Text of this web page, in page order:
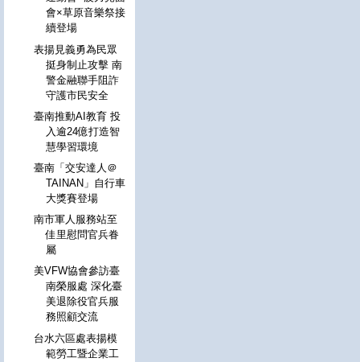
會×草原音樂祭接
續登場
表揚見義勇為民眾
挺身制止攻擊 南
警金融聯手阻詐
守護市民安全
臺南推動AI教育 投
入逾24億打造智
慧學習環境
臺南「交安達人＠
TAINAN」自行車
大獎賽登場
南市軍人服務站至
佳里慰問官兵眷
屬
美VFW協會參訪臺
南榮服處 深化臺
美退除役官兵服
務照顧交流
台水六區處表揚模
範勞工暨企業工